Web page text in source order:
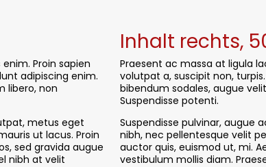
Proin sapien
adipiscing enim.
libero, non
metus eget
ut lacus. Proin
sed gravida augue
nibh at velit
Inhalt rechts,
Praesent ac massa at ligula
volutpat a, suscipit non,
bibendum sodales, augue
Suspendisse potenti.
Suspendisse pulvinar, augue
nibh, nec pellentesque velit
auctor quis, euismod ut, mi.
vestibulum mollis diam.